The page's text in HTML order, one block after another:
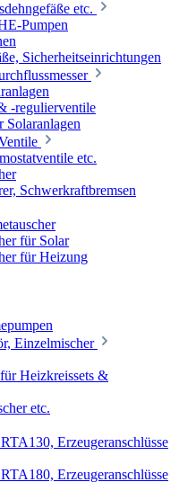
etc.
Pumpen
Sicherheitseinrichtungen
-regulierventile
Solaranlagen
etc.
Schwerkraftbremsen
für Solar
für Heizung
Einzelmischer
Heizkreissets &
etc.
Erzeugeranschlüsse
Erzeugeranschlüsse